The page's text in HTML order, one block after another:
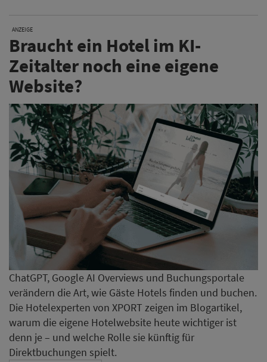
ANZEIGE
Braucht ein Hotel im KI-
Zeitalter noch eine eigene
Website?
ChatGPT, Google AI Overviews und Buchungsportale
verändern die Art, wie Gäste Hotels finden und buchen.
Die Hotelexperten von XPORT zeigen im Blogartikel,
warum die eigene Hotelwebsite heute wichtiger ist
denn je – und welche Rolle sie künftig für
Direktbuchungen spielt.